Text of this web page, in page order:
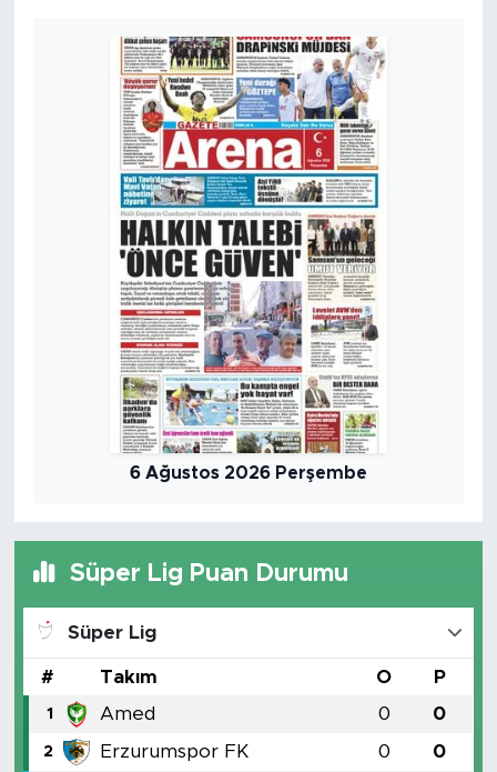
6 Ağustos 2026 Perşembe
Süper Lig Puan Durumu
Süper Lig
# Takım O P
1 Amed 0 0
2 Erzurumspor FK 0 0